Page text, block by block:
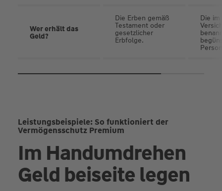
Wer erhält das
Geld?
Die Erben gemäß
Testament oder
gesetzlicher
Erbfolge.
Die im
Leistungsbeispiele: So funktioniert der
Vermögensschutz Premium
Im Handumdrehen
Geld beiseite legen